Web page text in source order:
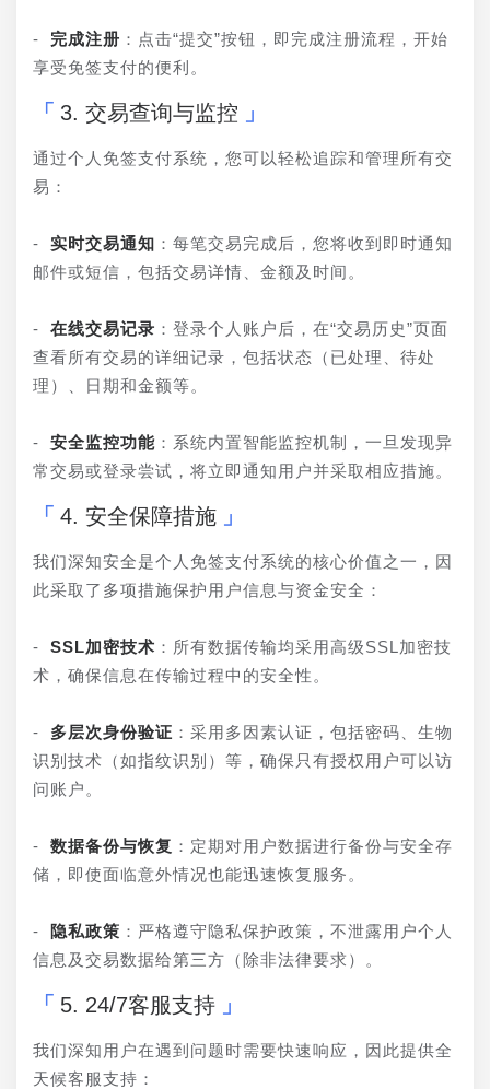
- 完成注册 ：点击“提交”按钮，即完成注册流程，开始
享受免签支付的便利。
3. 交易查询与监控
通过个人免签支付系统，您可以轻松追踪和管理所有交
易：
- 实时交易通知 ：每笔交易完成后，您将收到即时通知
邮件或短信，包括交易详情、金额及时间。
- 在线交易记录 ：登录个人账户后，在“交易历史”页面
查看所有交易的详细记录，包括状态（已处理、待处
理）、日期和金额等。
- 安全监控功能 ：系统内置智能监控机制，一旦发现异
常交易或登录尝试，将立即通知用户并采取相应措施。
4. 安全保障措施
我们深知安全是个人免签支付系统的核心价值之一，因
此采取了多项措施保护用户信息与资金安全：
- SSL加密技术 ：所有数据传输均采用高级SSL加密技
术，确保信息在传输过程中的安全性。
- 多层次身份验证 ：采用多因素认证，包括密码、生物
识别技术（如指纹识别）等，确保只有授权用户可以访
问账户。
- 数据备份与恢复 ：定期对用户数据进行备份与安全存
储，即使面临意外情况也能迅速恢复服务。
- 隐私政策 ：严格遵守隐私保护政策，不泄露用户个人
信息及交易数据给第三方（除非法律要求）。
5. 24/7客服支持
我们深知用户在遇到问题时需要快速响应，因此提供全
天候客服支持：